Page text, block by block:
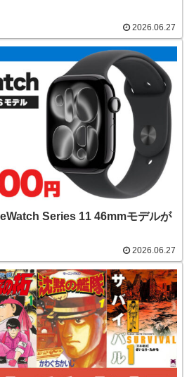
2026.06.27
Series 11 46mmモデルが
2026.06.27